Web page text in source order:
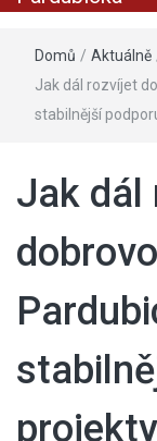
Domů / Aktuálně
Jak dál rozvíjet
stabilnější
Jak dál
projekty